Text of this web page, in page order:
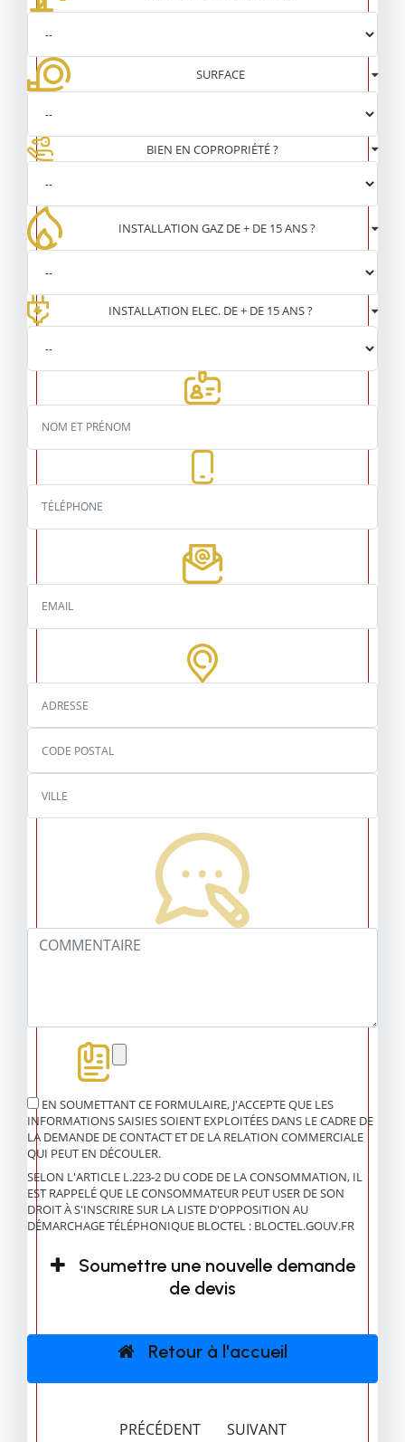
SURFACE
BIEN EN COPROPRIÉTÉ ?
INSTALLATION GAZ DE + DE 15 ANS ?
INSTALLATION ELEC. DE + DE 15 ANS ?
EN SOUMETTANT CE FORMULAIRE, J'ACCEPTE QUE LES
INFORMATIONS SAISIES SOIENT EXPLOITÉES DANS LE CADRE DE
LA DEMANDE DE CONTACT ET DE LA RELATION COMMERCIALE
QUI PEUT EN DÉCOULER.
SELON L'ARTICLE L.223-2 DU CODE DE LA CONSOMMATION, IL
EST RAPPELÉ QUE LE CONSOMMATEUR PEUT USER DE SON
DROIT À S'INSCRIRE SUR LA LISTE D'OPPOSITION AU
DÉMARCHAGE TÉLÉPHONIQUE BLOCTEL : BLOCTEL.GOUV.FR
Soumettre une nouvelle demande
de devis
Retour à l'accueil
PRÉCÉDENT SUIVANT